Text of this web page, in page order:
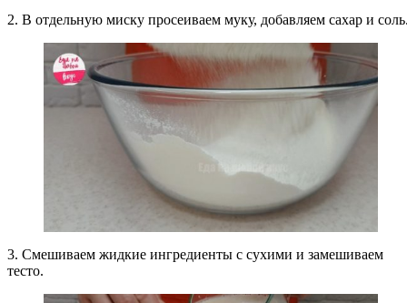
2. В отдельную миску просеиваем муку, добавляем сахар и
3. Смешиваем жидкие ингредиенты с сухими и замешиваем
тесто.